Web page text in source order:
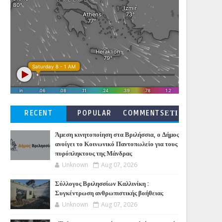
RECENT POPULAR
COMMENTSΕΤΙ
Άμεση κινητοποίηση στα Βριλήσσια, ο Δήμος
ανοίγει το Κοινωνικό Παντοπωλείο για τους
πυρόπληκτους της Μάνδρας
Unknown Aug 07, 2026
Σύλλογος Βριλησσίων Καλλινίκη :
Συγκέντρωση ανθρωπιστικής βοήθειας
Unknown Aug 07, 2026